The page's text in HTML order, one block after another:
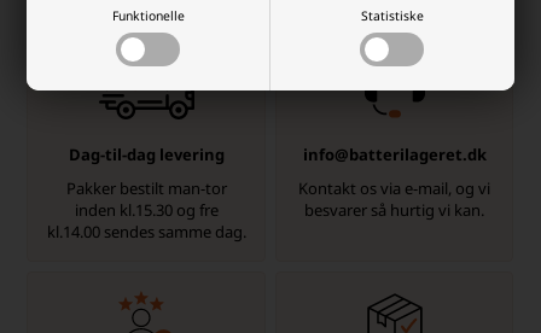
Funktionelle Statistiske
Dag-til-dag levering
Pakker bestilt man-tor
inden kl.15.30 og fre
kl.14.00 sendes samme dag.
info@batterilageret.dk
Kontakt os via e-mail, og vi
besvarer så hurtig vi kan.